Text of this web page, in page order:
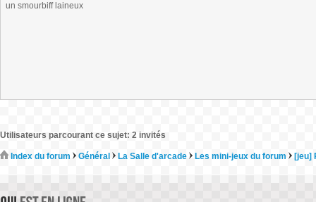
un smourbiff laineux
Utilisateurs parcourant ce sujet: 2 invités
Index du forum Général La Salle d'arcade Les mini-jeux du forum [jeu]